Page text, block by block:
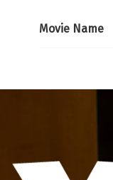
Movie Name